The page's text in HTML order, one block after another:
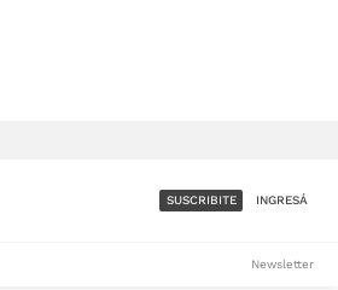
SUSCRIBITE INGRESÁ
Newsletter